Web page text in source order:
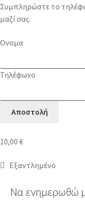
Συμπληρώστε το
μαζί σας.
Ονομα
Τηλέφωνο
10,00 €
Εξαντλημένο
Να ενημερωθώ